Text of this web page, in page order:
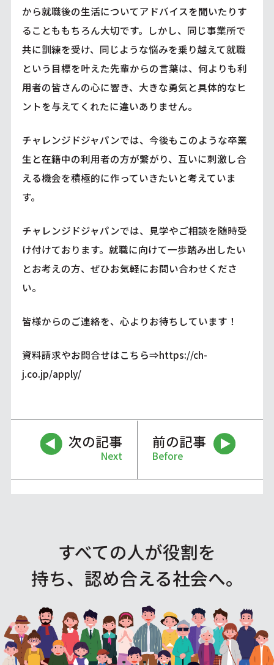
から就職後の生活についてアドバイスを聞いたりす
ることももちろん大切です。しかし、同じ事業所で
共に訓練を受け、同じような悩みを乗り越えて就職
という目標を叶えた先輩からの言葉は、何よりも利
用者の皆さんの心に響き、大きな勇気と具体的なヒ
ントを与えてくれたに違いありません。
チャレンジドジャパンでは、今後もこのような卒業
生と在籍中の利用者の方が繋がり、互いに刺激し合
える機会を積極的に作っていきたいと考えていま
す。
チャレンジドジャパンでは、見学やご相談を随時受
け付けております。就職に向けて一歩踏み出したい
とお考えの方、ぜひお気軽にお問い合わせくださ
い。
皆様からのご連絡を、心よりお待ちしています！
資料請求やお問合せはこちら⇒https://ch-
j.co.jp/apply/
次の記事
Next
前の記事
Before
すべての人が役割を
持ち、認め合える社会へ。